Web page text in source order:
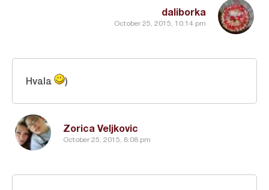
daliborka
October 25, 2015, 10:14 pm
Zorica Veljkovic
October 25, 2015, 8:08 pm
Hvala )